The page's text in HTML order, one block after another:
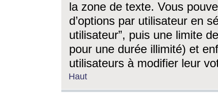
la zone de texte. Vous
d’options par utilisateur en
utilisateur”, puis une limite
pour une durée illimité) et
utilisateurs à modifier leur
Haut